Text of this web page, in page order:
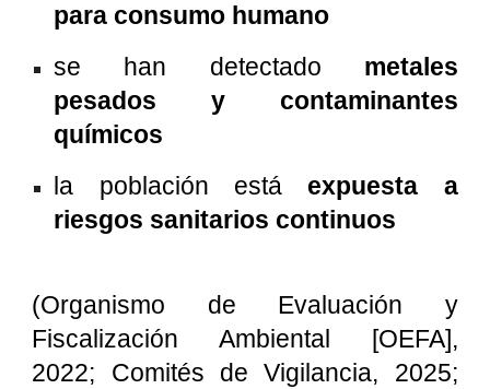
para consumo humano
se han detectado metales
pesados y contaminantes
químicos
la población está expuesta a
riesgos sanitarios continuos
(Organismo de Evaluación y
Fiscalización Ambiental [OEFA],
2022; Comités de Vigilancia, 2025;